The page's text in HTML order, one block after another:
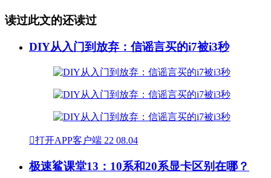
读过此文的还读过
DIY从入门到放弃：信谣言买的i7被i3秒
打开APP客户端 22 08.04
极速鲨课堂13：10系和20系显卡区别在哪？